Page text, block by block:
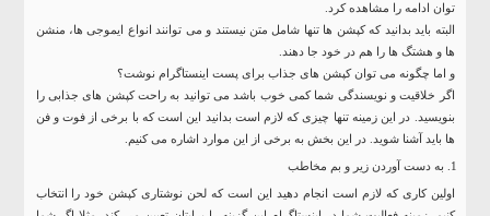
توان ادامه را مشاهده کرد.
البته باید بدانید که کپشن ها تنها شامل متن نیستند و می توانند انواع ایموجی ها، منشن
ها و هشتگ ها را هم در خود جا دهند.
و اما چگونه می توان کپشن های جذاب برای پست اینستاگرام نوشت؟
اگر خلاقیت و نویسندگی شما کمی خوب باشد می توانید به راحت کپشن های جذابی را
بنویسید. در این زمینه تنها چیزی که لازم است بدانید این است که با برخی از فوت و فن
ها باید آشنا شوید. در این بخش به برخی از این موارد اشاره می کنیم.
به دست آوردن زیر و بم مخاطب
اولین کاری که لازم است انجام دهید این است که لحن نوشتاری کپشن خود را انتخاب